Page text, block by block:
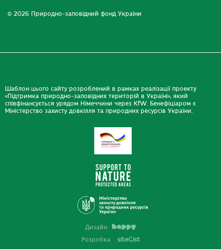
© 2026 Природно-заповідний фонд України
Шаблон цього сайту розроблений в рамках реалізації проекту
«Підтримка природно-заповідних територій в Україні», який
співфінансується урядом Німеччини через KfW. Бенефіціаром є
Міністерство захисту довкілля та природних ресурсів України.
Дизайн
Розробка
siteGist